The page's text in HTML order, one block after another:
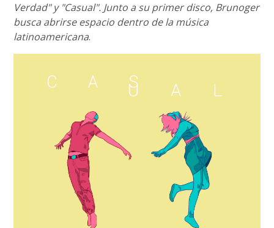
Verdad" y "Casual". Junto a su primer disco, Brunoger
busca abrirse espacio dentro de la música
latinoamericana.